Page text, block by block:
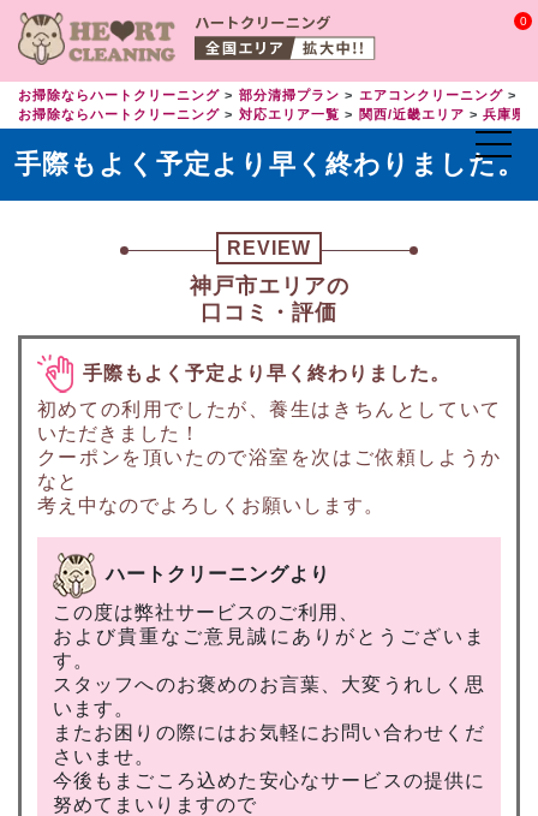
0
お掃除ならハートクリーニング 部分清掃プラン エアコンクリーニング
お掃除ならハートクリーニング
対応エリア一覧 関西/近畿エリア 兵庫県
手際もよく予定より早く終わりました。
REVIEW
神戸市エリアの
口コミ・評価
手際もよく予定より早く終わりました。
初めての利用でしたが、養生はきちんとしていて
いただきました！
クーポンを頂いたので浴室を次はご依頼しようか
なと
考え中なのでよろしくお願いします。
ハートクリーニングより
この度は弊社サービスのご利用、
および貴重なご意見誠にありがとうございま
す。
スタッフへのお褒めのお言葉、大変うれしく思
います。
またお困りの際にはお気軽にお問い合わせくだ
さいませ。
今後もまごころ込めた安心なサービスの提供に
努めてまいりますので